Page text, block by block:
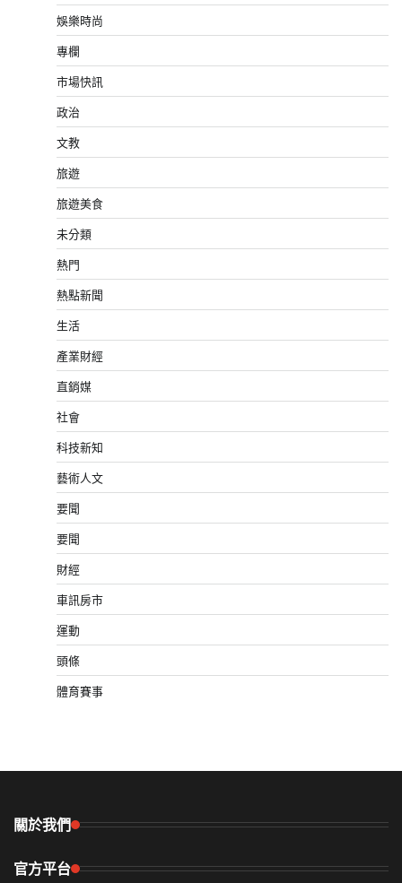
娛樂時尚
專欄
市場快訊
政治
文教
旅遊
旅遊美食
未分類
熱門
熱點新聞
生活
產業財經
直銷媒
社會
科技新知
藝術人文
要聞
要聞
財經
車訊房市
運動
頭條
體育賽事
關於我們
官方平台